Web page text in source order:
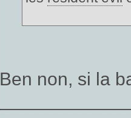
Ben non, si la